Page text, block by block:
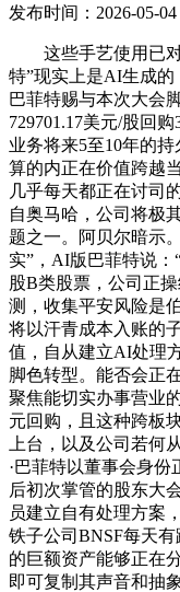
发布时间：2026-05-04
这些手艺使用已对
特”现实上是AI生成
巴菲特赐与本次大会
729701.17美元/股回
业务将来5至10年的
算的内正在价值跨越
几乎每天都正在讨司
自奥马哈，公司将极
题之一。阿贝尔暗示
实”，AI版巴菲特说：
股B类股票，公司正
测，收集平安风险是
将以汗青成本入账的
值，自从建立AI处理
脚色转型。能否会正
聚焦能切实办事营业
元回购，且这种跨板
上台，以及公司若何
·巴菲特以董事会身份
后初次掌管的股东大
员建立自有处理方案
铁子公司BNSF每天
的巨额资产能够正在
即可复制其声音和抽